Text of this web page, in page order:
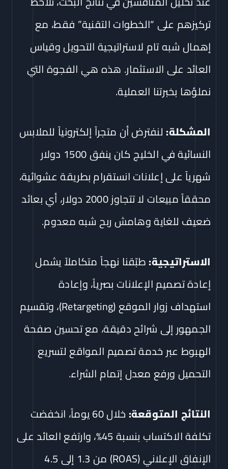
تركيزهم على “الخطوات التقنية” فقط، مع
إهمال شبه تام لاستراتيجية التحويل وقياس
العائد على الاستثمار. هذه هي الفجوة التي
نملؤها بخبرتنا العملية.
المشكلة: لنفترض أن متجراً إلكترونياً للملابس
النسائية في الخليج كان ينفق 1500 دولار
شهرياً على إعلانات انستقرام بطريقة عشوائية،
محققاً مبيعات لا تتجاوز 2000 دولار، أي بعائد
ضعيف للغاية وهامش ربح شبه معدوم.
الاستراتيجية:طبّقنا نهجاً متكاملاً يشمل
إعادة تصميم الإعلانات بصرياً، وإعادة
استهداف زوار الموقع (Retargeting)، وتقسيم
الجمهور إلى شرائح دقيقة، مع تحسين صفحة
الهبوط عبر خدمة تصميم المواقع لتسريع
التحميل ورفع معدل إتمام الشراء.
النتائج المتوقعة:
خلال 60 يوماً، انخفضت
تكلفة الاكتساب بنسبة 45%، وارتفع العائد على
الإنفاق الإعلاني (ROAS) من 1.3 إلى 4.5